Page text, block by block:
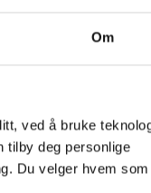
Om
ved å bruke
tilby deg personlige
Du velger hvem som
kombinerer en
Perfekt for alle
er WP 5000 din